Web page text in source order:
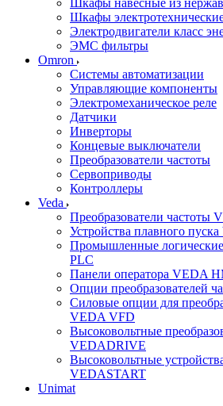
Шкафы навесные из
Шкафы
Электродвигатели класс
ЭМС фильтры
Omron
Системы автоматизации
Управляющие компоненты
Электромеханическое реле
Датчики
Инверторы
Концевые выключатели
Преобразователи частоты
Сервоприводы
Контроллеры
Veda
Преобразователи частоты
Устройства плавного
Промышленные
PLC
Панели оператора VEDA
Опции преобразователей
Силовые опции для
VEDA VFD
Высоковольтные
VEDADRIVE
Высоковольтные
VEDASTART
Unimat